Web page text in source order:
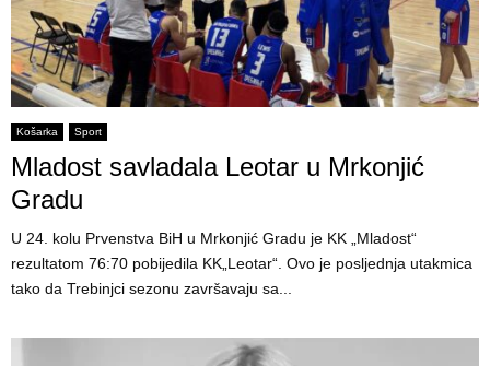
Košarka Sport
Mladost savladala Leotar u Mrkonjić
Gradu
U 24. kolu Prvenstva BiH u Mrkonjić Gradu je KK „Mladost“
rezultatom 76:70 pobijedila KK„Leotar“. Ovo je posljednja utakmica
tako da Trebinjci sezonu završavaju sa...